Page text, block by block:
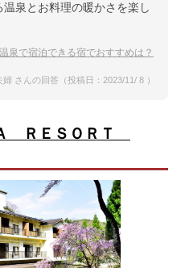
泉とお料理の暖かさを楽し
泉で宿泊できる宿でおすすめは？
さんの回答（投稿日：2023/11/ 8 ）
ＲＥＳＯＲＴ